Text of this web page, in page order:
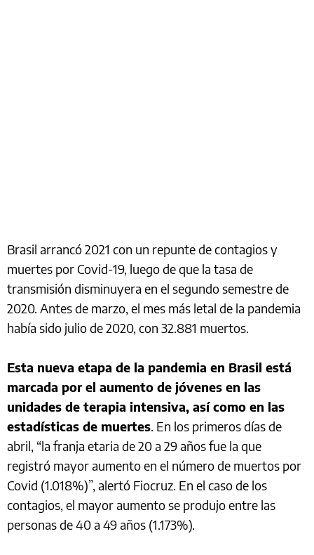
Brasil arrancó 2021 con un repunte de contagios y
muertes por Covid-19, luego de que la tasa de
transmisión disminuyera en el segundo semestre de
2020. Antes de marzo, el mes más letal de la pandemia
había sido julio de 2020, con 32.881 muertos.
Esta nueva etapa de la pandemia en Brasil está
marcada por el aumento de jóvenes en las
unidades de terapia intensiva, así como en las
estadísticas de muertes. En los primeros días de
abril, “la franja etaria de 20 a 29 años fue la que
registró mayor aumento en el número de muertos por
Covid (1.018%)”, alertó Fiocruz. En el caso de los
contagios, el mayor aumento se produjo entre las
personas de 40 a 49 años (1.173%).